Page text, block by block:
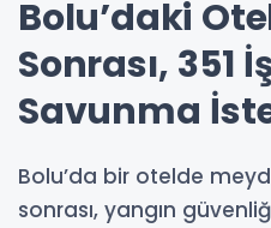
Bolu’daki
Sonrası, 351
Savunma
Bolu’da bir otelde
sonrası, yangın